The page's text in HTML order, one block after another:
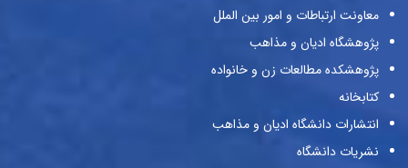
معاونت ارتباطات و امور بین الملل
پژوهشگاه ادیان و مذاهب
پژوهشکده مطالعات زن و خانواده
کتابخانه
انتشارات دانشگاه ادیان و مذاهب
نشریات دانشگاه